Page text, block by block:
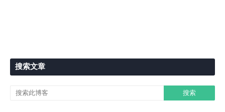
搜索文章